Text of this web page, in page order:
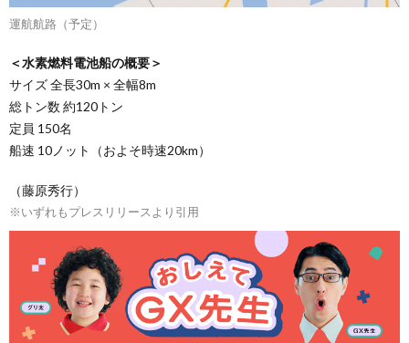
運航航路（予定）
＜水素燃料電池船の概要＞
サイズ 全長30m × 全幅8m
総トン数 約120トン
定員 150名
船速 10ノット（およそ時速20km）
（藤原秀行）
※いずれもプレスリリースより引用